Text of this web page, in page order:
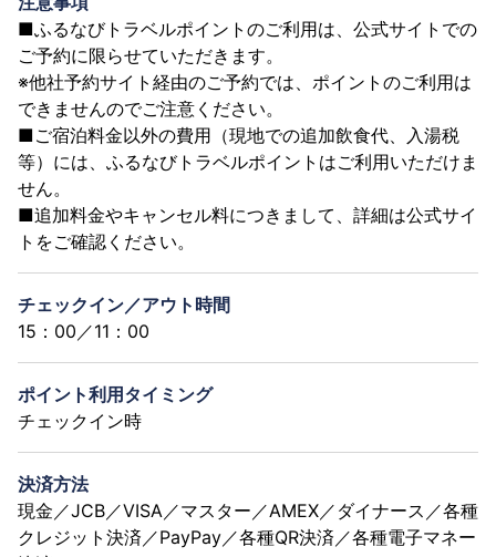
■ふるなびトラベルポイントのご利用は、公式サイトでの
ご予約に限らせていただきます。
※他社予約サイト経由のご予約では、ポイントのご利用は
できませんのでご注意ください。
■ご宿泊料金以外の費用（現地での追加飲食代、入湯税
等）には、ふるなびトラベルポイントはご利用いただけま
せん。
■追加料金やキャンセル料につきまして、詳細は公式サイ
トをご確認ください。
チェックイン／アウト時間
15：00／11：00
ポイント利用タイミング
チェックイン時
決済方法
現金／JCB／VISA／マスター／AMEX／ダイナース／各種
クレジット決済／PayPay／各種QR決済／各種電子マネー